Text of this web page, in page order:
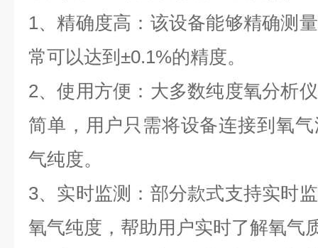
1、精确度高：该设备能够精确测
常可以达到±0.1%的精度。
2、使用方便：大多数纯度氧分析
简单，用户只需将设备连接到氧
气纯度。
3、实时监测：部分款式支持实时
氧气纯度，帮助用户实时了解氧气